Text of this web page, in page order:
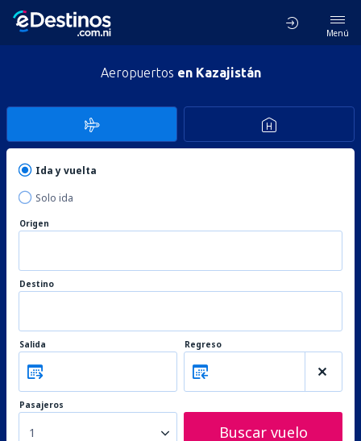
Menú
Aeropuertos en Kazajistán
Ida y vuelta
Solo ida
Origen
Destino
Salida Regreso
Pasajeros
1 Buscar vuelo